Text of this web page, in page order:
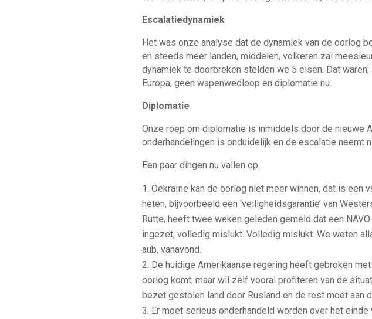
Escalatiedynamiek
Het was onze analyse dat de dynamiek van de oorlog
en steeds meer landen, middelen, volkeren zal
dynamiek te doorbreken stelden we 5 eisen. Dat
Europa, geen wapenwedloop en diplomatie nu.
Diplomatie
Onze roep om diplomatie is inmiddels door de nieuwe
onderhandelingen is onduidelijk en de escalatie neemt
Een paar dingen nu vallen op.
Oekraïne kan de oorlog niet meer winnen, dat is een
heten, bijvoorbeeld een ‘veiligheidsgarantie’ van
Rutte, heeft twee weken geleden gemeld dat een
ingezet, volledig mislukt. Volledig mislukt. We weten
aub, vanavond.
De huidige Amerikaanse regering heeft gebroken
oorlog komt, maar wil zelf vooral profiteren van de
bezet gestolen land door Rusland en de rest moet aan
Er moet serieus onderhandeld worden over het